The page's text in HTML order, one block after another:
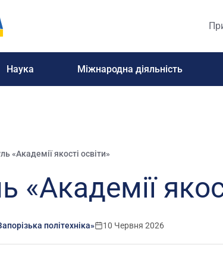
Наука Міжнародна діяльність
«Академії якості освіти»
«Академії
політехніка» 10 Червня 2026